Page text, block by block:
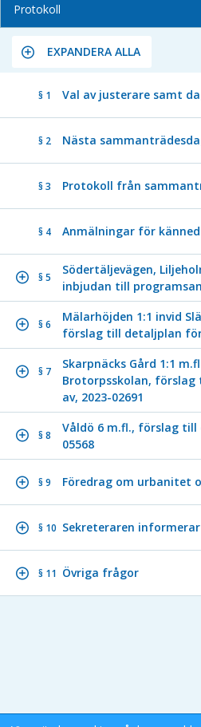
Protokoll
EXPANDERA ALLA
§ 1 Val av justerare samt
§ 2 Nästa
§ 3 Protokoll från
§ 4 Anmälningar för
§ 5
Södertäljevägen,
inbjudan till
§ 6
Mälarhöjden 1:1 invid
förslag till detaljplan för
§ 7
Skarpnäcks Gård 1:1
Brotorpsskolan,
av, 2023-02691
§ 8
Våldö 6 m.fl., förslag till
05568
§ 9 Föredrag om urbanitet
§ 10 Sekreteraren informerar
§ 11 Övriga frågor